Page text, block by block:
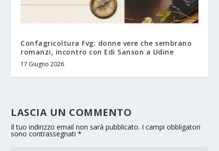
Confagricoltura Fvg: donne vere che sembrano
romanzi, incontro con Edi Sanson a Udine
17 Giugno 2026
LASCIA UN COMMENTO
Il tuo indirizzo email non sarà pubblicato. I campi obbligatori
sono contrassegnati*